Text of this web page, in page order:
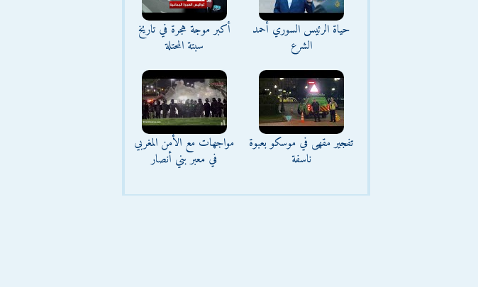
حياة الرئيس السوري أحمد
الشرع
أكبر موجة هجرة في تاريخ
سبتة المحتلة
تفجير مقهى في موسكو بعبوة
ناسفة
مواجهات مع الأمن المغربي
في معبر بني أنصار